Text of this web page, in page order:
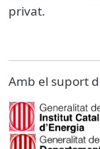
privat.
Amb el suport